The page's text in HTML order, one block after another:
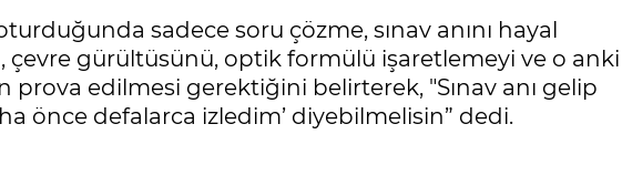
sadece soru çözme, sınav anını hayal
çevre gürültüsünü, optik formülü işaretlemeyi ve o anki
prova edilmesi gerektiğini belirterek, "Sınav anı gelip
önce defalarca izledim’ diyebilmelisin” dedi.